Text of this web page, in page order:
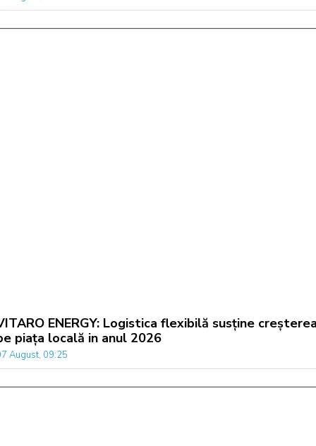
ENERGY: Logistica flexibilă susține
piața locală in anul 2026
August, 09:25